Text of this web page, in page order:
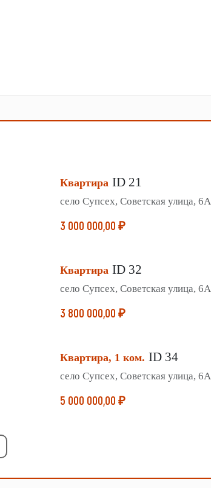
Квартира ID 21
село Супсех, Советская улица, 6А
3 000 000,00 ₽
Квартира ID 32
село Супсех, Советская улица, 6А
3 800 000,00 ₽
Квартира, 1 ком. ID 34
село Супсех, Советская улица, 6А
5 000 000,00 ₽